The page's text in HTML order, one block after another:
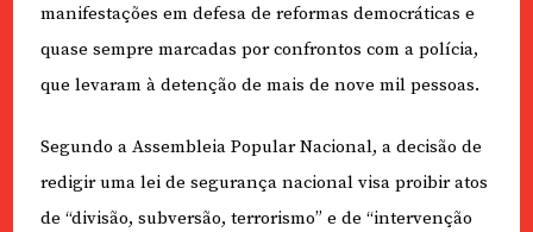
manifestações em defesa de reformas democráticas e
quase sempre marcadas por confrontos com a polícia,
que levaram à detenção de mais de nove mil pessoas.
Segundo a Assembleia Popular Nacional, a decisão de
redigir uma lei de segurança nacional visa proibir atos
de “divisão, subversão, terrorismo” e de “intervenção